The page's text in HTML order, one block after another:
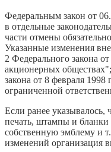
Федеральным закон от
в отдельные
части отмены
Указанные изменения
2 Федерального закона
акционерных
закона от 8 февраля
ограниченной
Если ранее указывалось,
печать, штампы и
собственную эмблему и
изменений организация